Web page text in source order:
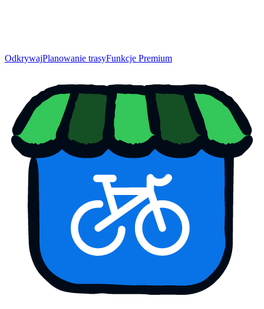
OdkrywajPlanowanie trasyFunkcje Premium